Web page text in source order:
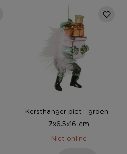
Kersthanger piet - groen -
7x6.5x16 cm
Niet online